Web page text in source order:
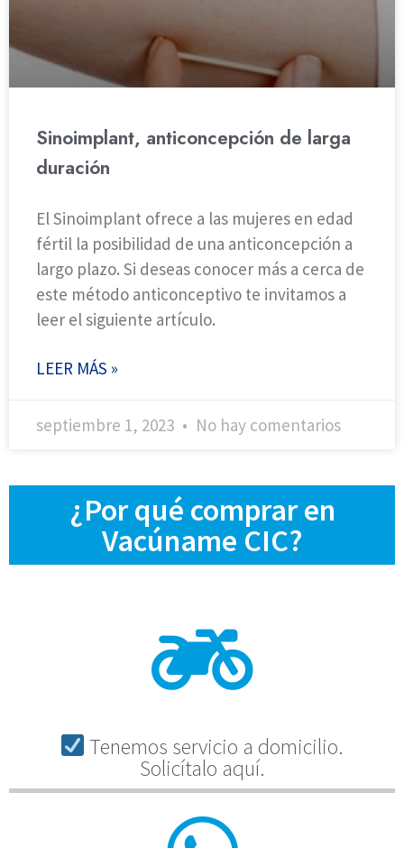
Sinoimplant, anticoncepción de larga
duración
El Sinoimplant ofrece a las mujeres en edad
fértil la posibilidad de una anticoncepción a
largo plazo. Si deseas conocer más a cerca de
este método anticonceptivo te invitamos a
leer el siguiente artículo.
LEER MÁS »
septiembre 1, 2023 No hay comentarios
¿Por qué comprar en
Vacúname CIC?
Tenemos servicio a domicilio.
Solicítalo aquí.